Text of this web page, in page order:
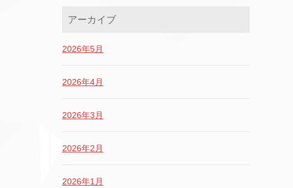
アーカイブ
2026年5月
2026年4月
2026年3月
2026年2月
2026年1月